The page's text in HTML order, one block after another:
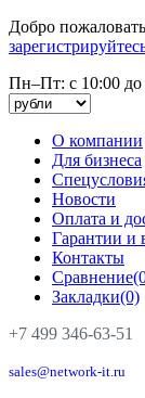
Добро
Пн–Пт: с 10:00 до
О компании
Для бизнеса
Новости
Оплата и
Гарантии и
Контакты
Закладки(0)
+7 499 346-63-51
sales@network-it.ru